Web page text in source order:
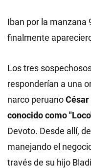
Iban por la manzana
finalmente
Los tres
responderían a una
narco peruanoCésar
conocido como
Devoto. Desde allí,
manejando el
través de su hijo